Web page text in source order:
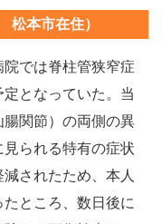
松本市在住）
では脊柱管狭窄症
となっていた。当
関節）の両側の異
られる特有の症状
されたため、本人
ところ、数日後に